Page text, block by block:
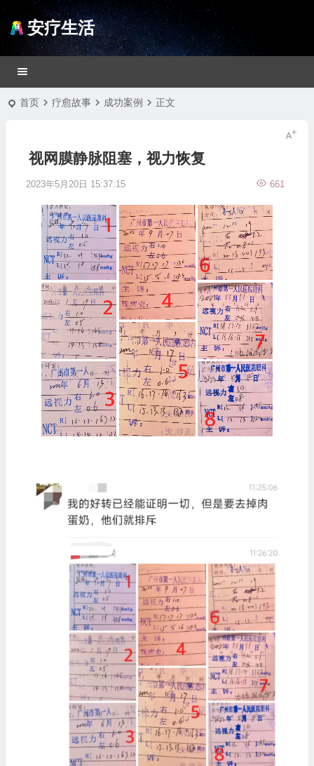
安疗生活
首页 疗愈故事 成功案例 正文
视网膜静脉阻塞，视力恢复
2023年5月20日 15:37:15 661